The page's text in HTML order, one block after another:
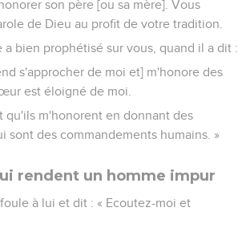
son père [ou sa mère]. Vous
de Dieu au profit de votre tradition.
a bien prophétisé sur vous, quand il a dit :
s'approcher de moi et] m'honore des
est éloigné de moi.
qu'ils m'honorent en donnant des
sont des commandements humains. »
rendent un homme impur
à lui et dit : « Ecoutez-moi et